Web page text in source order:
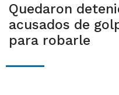
Quedaron
acusados de
para robarle